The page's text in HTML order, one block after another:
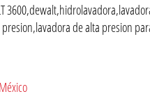
de alta presion